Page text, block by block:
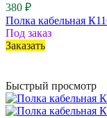
380 ₽
Полка кабельная
Под заказ
Заказать
Быстрый просмотр